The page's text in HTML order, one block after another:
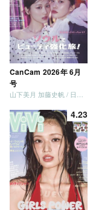
CanCam 2026年 6月
号
4.23